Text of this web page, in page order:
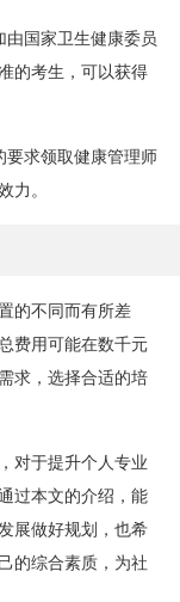
国家卫生健康委员
的考生，可以获得
要求领取健康管理师
力。
的不同而有所差
费用可能在数千元
求，选择合适的培
对于提升个人专业
过本文的介绍，能
展做好规划，也希
的综合素质，为社